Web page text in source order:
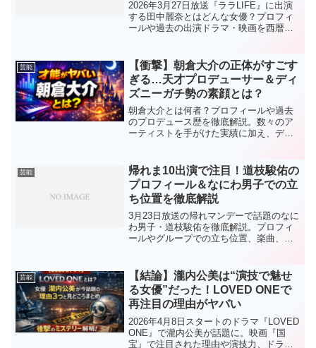
2026年3月27日放送『ララLIFE』に出演
する田中麗奈とはどんな女優？プロフィ
ールや過去の出演ドラマ・映画を西暦付
芸能
【衝撃】朝倉大介の正体がすごす
ぎる…天才プロデューサー＆ディ
ズニーガチ勢の素顔とは？
朝倉大介とは何者？プロフィールや過去
のプロデュース歴を徹底解説。数々のア
ーティストを手がけた実績に加え、ディ
芸能
帰れま10出演で注目！道枝駿佑の
プロフィール＆なにわ男子での立
ち位置を徹底解説
3月23日放送の帰れマンデーで話題のなに
わ男子・道枝駿佑を徹底解説。プロフィ
ールやグループでの立ち位置、楽曲、出
芸能
【結論】瀧内公美は“演技で魅せ
る女優”だった！LOVED ONEで
再注目の理由がヤバい
2026年4月8日スタートのドラマ『LOVED
ONE』で瀧内公美が話題に。映画『国
宝』で注目された理由や演技力、ドラマ